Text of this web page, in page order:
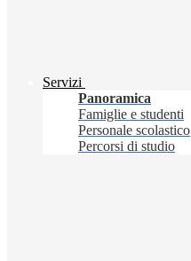
Servizi
Panoramica
Famiglie e studenti
Personale scolastico
Percorsi di studio